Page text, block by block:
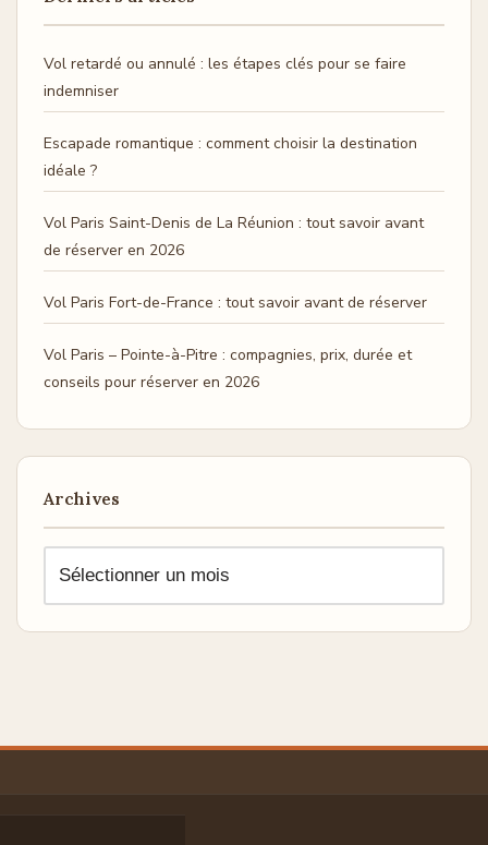
Vol retardé ou annulé : les étapes clés pour se faire
indemniser
Escapade romantique : comment choisir la destination
idéale ?
Vol Paris Saint-Denis de La Réunion : tout savoir avant
de réserver en 2026
Vol Paris Fort-de-France : tout savoir avant de réserver
Vol Paris – Pointe-à-Pitre : compagnies, prix, durée et
conseils pour réserver en 2026
Archives